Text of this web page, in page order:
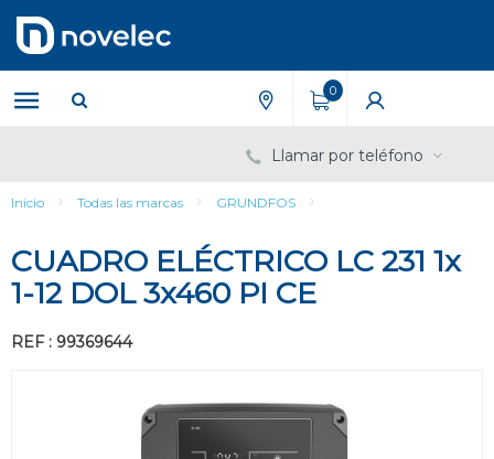
contenido
menú
de
navegación
0
Llamar por teléfono
Inicio Todas las marcas GRUNDFOS
CUADRO ELÉCTRICO LC 231 1x
1-12 DOL 3x460 PI CE
REF : 99369644